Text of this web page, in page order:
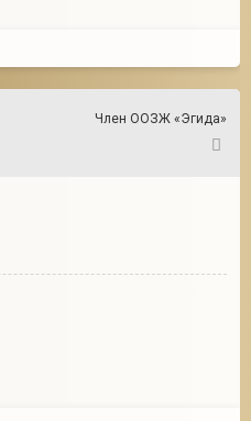
Член ООЗЖ «Эгида»